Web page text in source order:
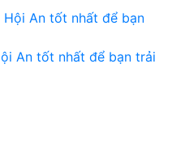
An tốt nhất để bạn trải